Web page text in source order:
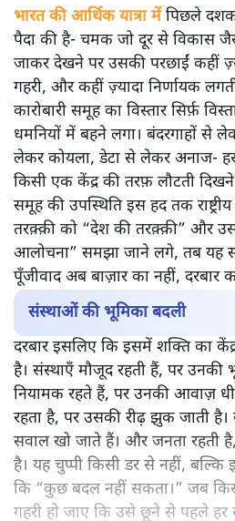
भारत की आर्थिक यात्रा मेंपिछले
पैदा की है- चमक जो दूर से विकास
जाकर देखने पर उसकी परछाईं कहीं
गहरी, और कहीं ज़्यादा निर्णायक
कारोबारी समूह का विस्तार सिर्फ़
धमनियों में बहने लगा। बंदरगाहों से
लेकर कोयला, डेटा से लेकर अनाज- हर
किसी एक केंद्र की तरफ़ लौटती
समूह की उपस्थिति इस हद तक
तरक़्क़ी को “देश की तरक़्क़ी” और
आलोचना” समझा जाने लगे, तब यह
पूँजीवाद अब बाज़ार का नहीं, दरबार
संस्थाओं की भूमिका बदली
दरबार इसलिए कि इसमें शक्ति का
है। संस्थाएँ मौजूद रहती हैं, पर उनकी
नियामक रहते हैं, पर उनकी आवाज़
रहता है, पर उसकी रीढ़ झुक जाती
सवाल खो जाते हैं। और जनता रहती
है। यह चुप्पी किसी डर से नहीं, बल्कि
कि “कुछ बदल नहीं सकता।” जब
गहरी हो जाए कि उसे छूने से पहले